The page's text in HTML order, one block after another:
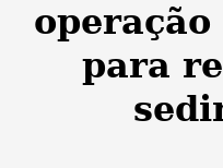
operação
para